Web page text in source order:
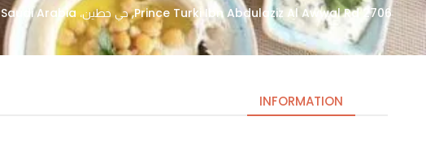
2706 Prince Turki Ibn Abdulaziz Al Awwal Rd, حي حطين، Riyadh 13512, Saudi Arabia
INFORMATION